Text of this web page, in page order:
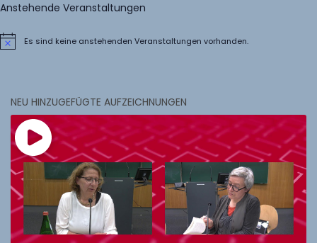
Anstehende Veranstaltungen
HinweisEs sind keine anstehenden Veranstaltungen vorhanden.
NEU HINZUGEFÜGTE AUFZEICHNUNGEN